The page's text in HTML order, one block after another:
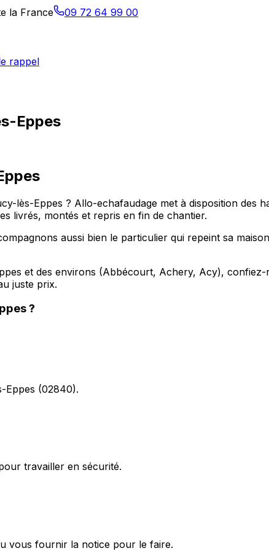
la France 09 72 64 99 00
rappel
Eppes
lès-Eppes ? Allo-echafaudage met à disposition des
livrés, montés et repris en fin de chantier.
aussi bien le particulier qui repeint sa
et des environs (Abbécourt, Achery, Acy),
juste prix.
?
Eppes (02840).
travailler en sécurité.
vous fournir la notice pour le faire.